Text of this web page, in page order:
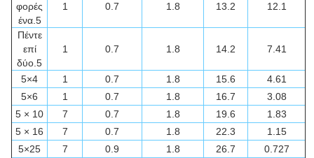
φορές
ένα.5
1 0.7 1.8 13.2 12.1
Πέντε
επί
δύο.5
1 0.7 1.8 14.2 7.41
5×4 1 0.7 1.8 15.6
4.61
5×6
1 0.7 1.8 16.7
3.08
5 × 10
7 0.7 1.8 19.6
1.83
5 × 16
7 0.7 1.8 22.3
1.15
5×25
7 0.9 1.8 26.7
0.727